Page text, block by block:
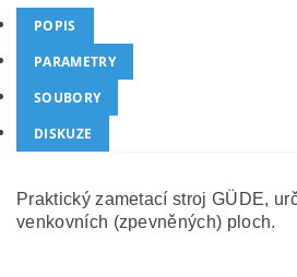
POPIS
PARAMETRY
SOUBORY
DISKUZE
Praktický zametací stroj GÜDE,
venkovních (zpevněných) ploch.